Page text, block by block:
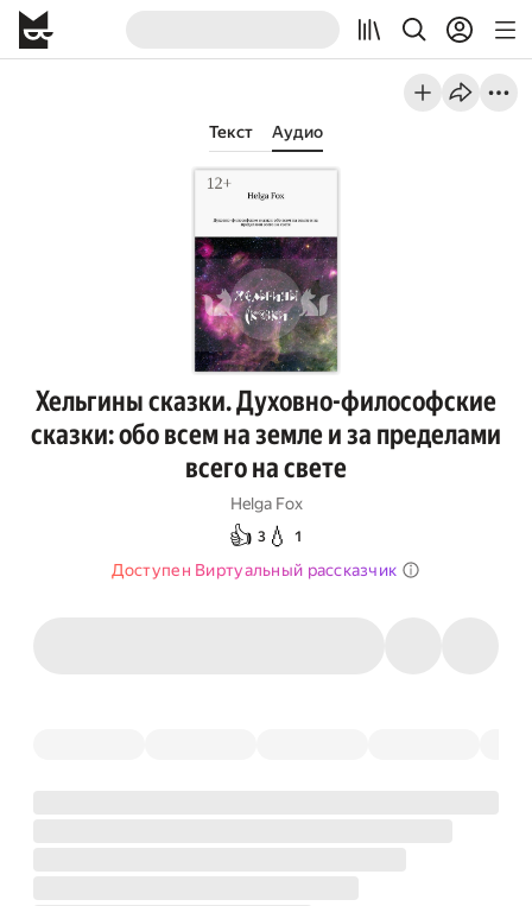
Текст Аудио
Хельгины сказки. Духовно-философские
сказки: обо всем на земле и за пределами
всего на свете
Helga Fox
👍 3 💧 1
Доступен Виртуальный рассказчик